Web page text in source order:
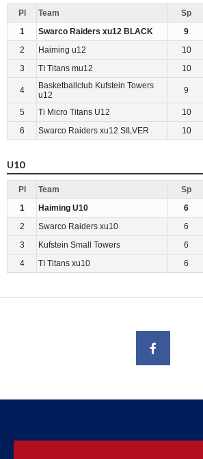
Pl Team Sp
1
Swarco Raiders xu12 BLACK 9
2
Haiming u12 10
3
TI Titans mu12 10
4
Basketballclub Kufstein Towers
u12
9
5 Ti Micro Titans U12 10
6
Swarco Raiders xu12 SILVER 10
U10
Pl Team Sp
1
Haiming U10 6
2
Swarco Raiders xu10 6
3
Kufstein Small Towers 6
4
TI Titans xu10 6